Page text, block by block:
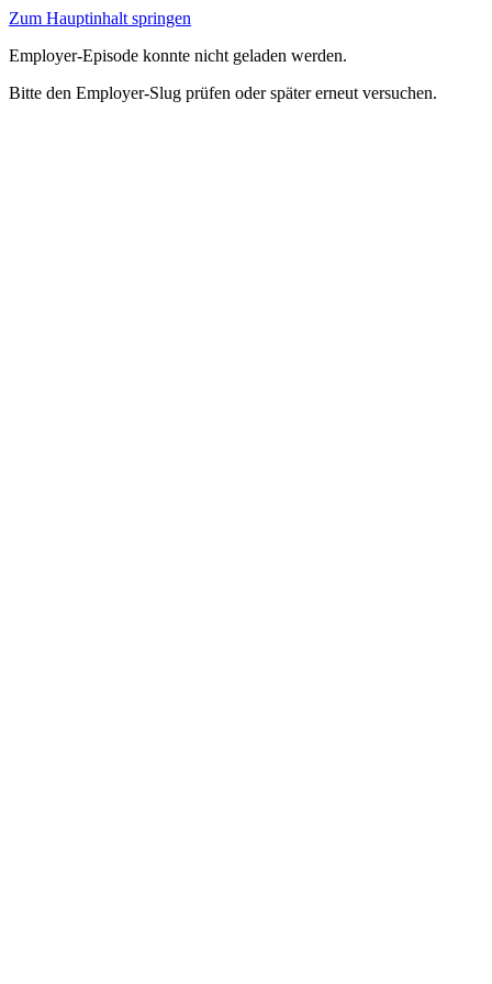
Zum Hauptinhalt springen
Employer-Episode konnte nicht geladen werden.
Bitte den Employer-Slug prüfen oder später erneut versuchen.